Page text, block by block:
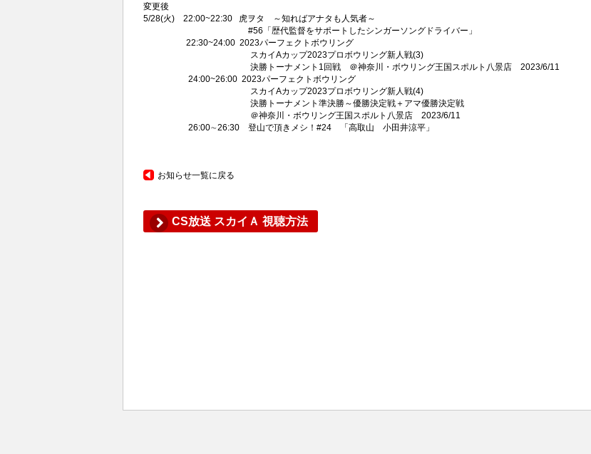
変更後
5/28(火) 22:00~22:30 虎ヲタ ～知ればアナタも人気者～
#56「歴代監督をサポートしたシンガーソングドライバー」
22:30~24:00 2023パーフェクトボウリング
スカイAカップ2023プロボウリング新人戦(3)
決勝トーナメント1回戦 ＠神奈川・ボウリング王国スポルト八景店 2023/6/11
24:00~26:00 2023パーフェクトボウリング
スカイAカップ2023プロボウリング新人戦(4)
決勝トーナメント準決勝～優勝決定戦＋アマ優勝決定戦
＠神奈川・ボウリング王国スポルト八景店 2023/6/11
26:00∼26:30 登山で頂きメシ！#24 「高取山 小田井涼平」
お知らせ一覧に戻る
CS放送 スカイＡ 視聴方法